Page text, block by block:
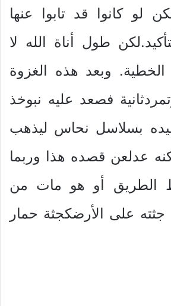
لو كانوا قد تابوا عنها
طول أناة الله لا
الخطية. وبعد هذه الغزوة
فصعد عليه نبوخذ
بسلاسل نحاس ليذهب
عدلعن قصده هذا وربما
الطريق أو هو مات من
على الأرضكجثة حمار